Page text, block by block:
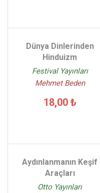
Dünya Dinlerinden
Hinduizm
Festival Yayınları
Mehmet Beden
18,00 ₺
Aydınlanmanın Keşif
Araçları
Otto Yayınları